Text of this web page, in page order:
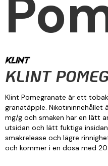
KLINT
Klint Pomegranate är ett
granatäpple. Nikotininnehållet
mg/g och smaken har en lätt
utsidan och lätt fuktiga
smakrelease och lägre
och kommer i en dosa med